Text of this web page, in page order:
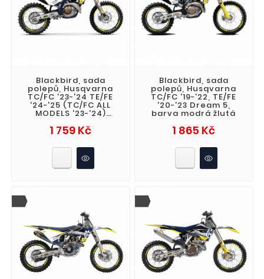
Blackbird, sada
polepů, Husqvarna
TC/FC '23-'24 TE/FE
'24-'25 (TC/FC ALL
MODELS '23-'24)
1 759 KčCena
Blackbird, sada
polepů, Husqvarna
TC/FC '19-'22, TE/FE
'20-'23 Dream 5,
barva modrá žlutá
1 865 KčCena